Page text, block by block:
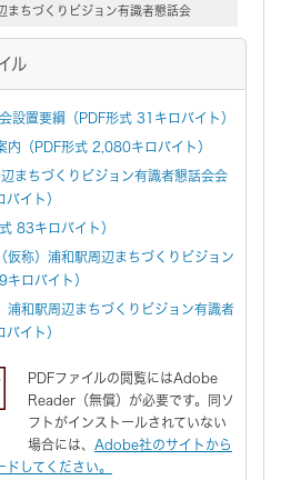
まちづくりビジョン有識者懇話会
ル
設置要綱（PDF形式 31キロバイト）
内（PDF形式 2,080キロバイト）
まちづくりビジョン有識者懇話会会
イト）
83キロバイト）
仮称）浦和駅周辺まちづくりビジョン
ロバイト）
浦和駅周辺まちづくりビジョン有識者
イト）
PDFファイルの閲覧にはAdobe
Reader（無償）が必要です。同ソ
フトがインストールされていない
場合には、 Adobe社のサイトから
してください。